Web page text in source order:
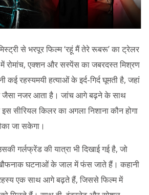
से भरपूर फिल्म ‘रहूं मैं तेरे रूबरू’ का ट्रेलर
रोमांच, एक्शन और सस्पेंस का जबरदस्त मिश्रण
कई रहस्यमयी हत्याओं के इर्द-गिर्द घूमती है, जहां
जैसा नजर आता है। जांच आगे बढ़ने के साथ
सीरियल किलर का अगला निशाना कौन होगा
जा सकेगा।
गर्लफ्रेंड की यात्रा भी दिखाई गई है, जो
घटनाओं के जाल में फंस जाते हैं। कहानी
रहस्य एक साथ आगे बढ़ते हैं, जिससे फिल्म में